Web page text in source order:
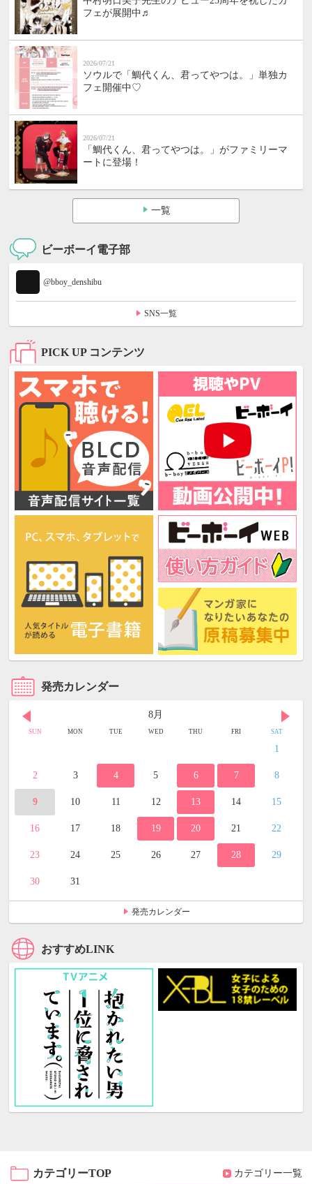
フェが展開中♬
2026/07/21
ソウルで「鯛代くん、君ってやつは。」単独カ
フェ開催中♡
2026/07/21
「鯛代くん、君ってやつは。」がファミリーマ
ートに登場！
一覧
ビーボーイ電子部
@bboy_denshibu
SNS一覧
PICK UP コンテンツ
発売カレンダー
8月
SUN MON TUE WED THU FRI SAT
1
2 3 4 5 6 7 8
9 10 11 12 13 14 15
16 17 18 19 20 21 22
23 24 25 26 27 28 29
30 31
発売カレンダー
おすすめLINK
カテゴリーTOP カテゴリー一覧